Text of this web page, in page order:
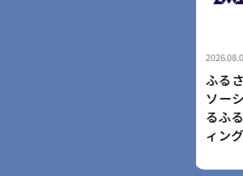
ふる
「社
ム」
の寄